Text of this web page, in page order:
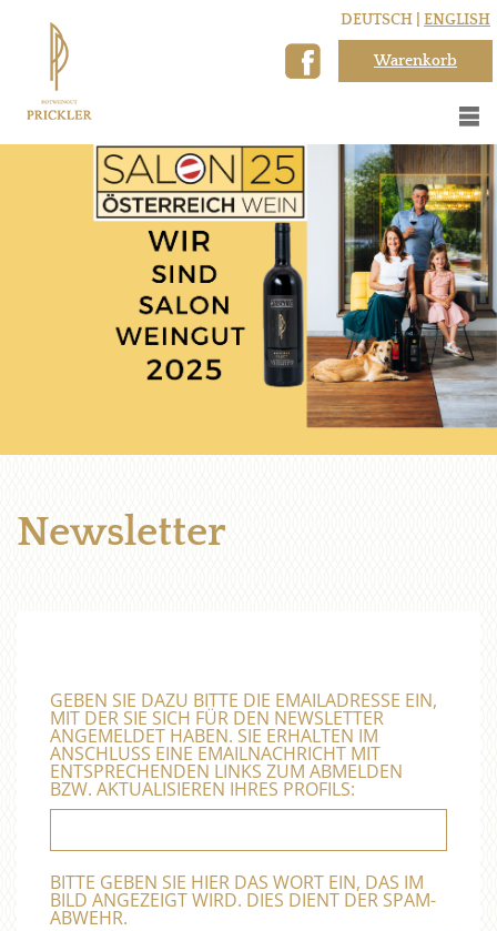
DEUTSCH | ENGLISH
Warenkorb
Newsletter
GEBEN SIE DAZU BITTE DIE EMAILADRESSE EIN,
MIT DER SIE SICH FÜR DEN NEWSLETTER
ANGEMELDET HABEN. SIE ERHALTEN IM
ANSCHLUSS EINE EMAILNACHRICHT MIT
ENTSPRECHENDEN LINKS ZUM ABMELDEN
BZW. AKTUALISIEREN IHRES PROFILS:
BITTE GEBEN SIE HIER DAS WORT EIN, DAS IM
BILD ANGEZEIGT WIRD. DIES DIENT DER SPAM-
ABWEHR.